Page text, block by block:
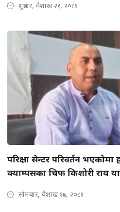
शुक्रबार, वैशाख २१, २०८१
परिक्षा सेन्टर परिवर्तन
क्याम्पसका चिफ किशोरी राय
सोमबार, वैशाख १७, २०८१